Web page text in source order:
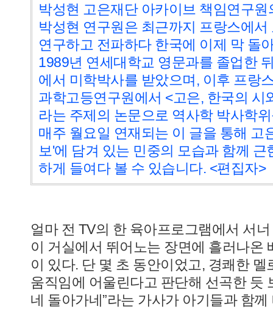
박성현 고은재단 아카이브 책임연구
박성현 연구원은 최근까지 프랑스에
연구하고 전파하다 한국에 이제 막 돌
1989년 연세대학교 영문과를 졸업한
에서 미학박사를 받았으며, 이후 프랑
과학고등연구원에서 <고은, 한국의 시
라는 주제의 논문으로 역사학 박사학
매주 월요일 연재되는 이 글을 통해 고
보'에 담겨 있는 민중의 모습과 함께
하게 들여다 볼 수 있습니다. <편집자>
얼마 전 TV의 한 육아프로그램에서 서
이 거실에서 뛰어노는 장면에 흘러나온
이 있다. 단 몇 초 동안이었고, 경쾌한
움직임에 어울린다고 판단해 선곡한 듯
네 돌아가네”라는 가사가 아기들과 함